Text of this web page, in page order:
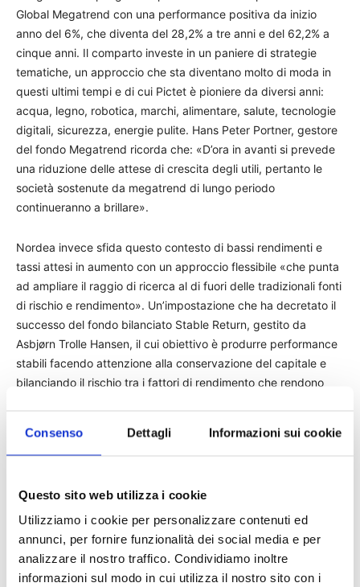
Consenso Dettagli Informazioni sui cookie
Questo sito web utilizza i cookie
Utilizziamo i cookie per personalizzare contenuti ed
annunci, per fornire funzionalità dei social media e per
analizzare il nostro traffico. Condividiamo inoltre
informazioni sul modo in cui utilizza il nostro sito con i
Global Megatrend con una performance positiva da inizio
anno del 6%, che diventa del 28,2% a tre anni e del 62,2% a
cinque anni. Il comparto investe in un paniere di strategie
tematiche, un approccio che sta diventano molto di moda in
questi ultimi tempi e di cui Pictet è pioniere da diversi anni:
acqua, legno, robotica, marchi, alimentare, salute, tecnologie
digitali, sicurezza, energie pulite. Hans Peter Portner, gestore
del fondo Megatrend ricorda che: «D’ora in avanti si prevede
una riduzione delle attese di crescita degli utili, pertanto le
società sostenute da megatrend di lungo periodo
continueranno a brillare».
Nordea invece sfida questo contesto di bassi rendimenti e
tassi attesi in aumento con un approccio flessibile «che punta
ad ampliare il raggio di ricerca al di fuori delle tradizionali fonti
di rischio e rendimento». Un’impostazione che ha decretato il
successo del fondo bilanciato Stable Return, gestito da
Asbjørn Trolle Hansen, il cui obiettivo è produrre performance
stabili facendo attenzione alla conservazione del capitale e
bilanciando il rischio tra i fattori di rendimento che rendono
e può essere utilizzato per la parte principale dei portafogli
dei clienti», spiega il gruppo.
che il fondo bilanciato a cinque anni registra un rendimento
del 19% (classe Bp in euro) piazzandosi primo nella top ten
dei prodotti più grandi, della sua categoria, mentre da
gennaio di quest’anno fa il -2,3%. E proprio per via dell’elevata
raccolta registrata dal suo lancio (nel 2005) che nel settembre